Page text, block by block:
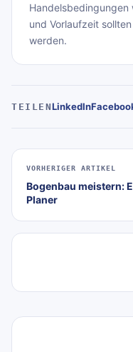
und Vorlaufzeit
werden.
TEILENLinkedIn
VORHERIGER ARTIKEL
Bogenbau meistern:
Planer